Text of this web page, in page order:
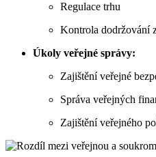
Regulace trhu
Kontrola dodržování
Úkoly veřejné správy:
Zajištění veřejné
Správa veřejných
Zajištění veřejného